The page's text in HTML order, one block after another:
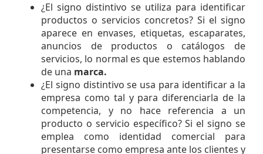
¿El signo distintivo se utiliza para identificar
productos o servicios concretos? Si el signo
aparece en envases, etiquetas, escaparates,
anuncios de productos o catálogos de
servicios, lo normal es que estemos hablando
de una marca.
¿El signo distintivo se usa para identificar a la
empresa como tal y para diferenciarla de la
competencia, y no hace referencia a un
producto o servicio específico? Si el signo se
emplea como identidad comercial para
presentarse como empresa ante los clientes y